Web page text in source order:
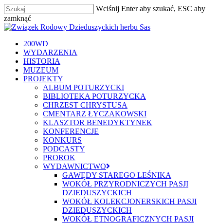
Skip
to
main
Wciśnij Enter aby szukać, ESC aby
zamknąć
Zamknij
szukaj
Menu
200WD
WYDARZENIA
HISTORIA
MUZEUM
PROJEKTY
ALBUM POTURZYCKI
BIBLIOTEKA POTURZYCKA
CHRZEST CHRYSTUSA
CMENTARZ ŁYCZAKOWSKI
KLASZTOR BENEDYKTYNEK
KONFERENCJE
KONKURS
PODCASTY
PROROK
WYDAWNICTWO
GAWĘDY STAREGO LEŚNIKA
WOKÓŁ PRZYRODNICZYCH PASJI
DZIEDUSZYCKICH
WOKÓŁ KOLEKCJONERSKICH PASJI
DZIEDUSZYCKICH
WOKÓŁ ETNOGRAFICZNYCH PASJI